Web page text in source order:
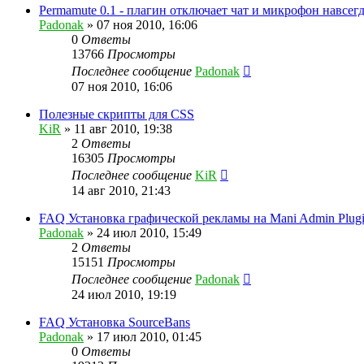
Permamute 0.1 - плагин отключает чат и микрофон
Padonak » 07 ноя 2010, 16:06
0 Ответы
13766 Просмотры
Последнее сообщение Padonak
07 ноя 2010, 16:06
Полезные скрипты для CSS
KiR » 11 авг 2010, 19:38
2 Ответы
16305 Просмотры
Последнее сообщение KiR
14 авг 2010, 21:43
FAQ Установка графической рекламы на Mani Admin
Padonak » 24 июл 2010, 15:49
2 Ответы
15151 Просмотры
Последнее сообщение Padonak
24 июл 2010, 19:19
FAQ Установка SourceBans
Padonak » 17 июл 2010, 01:45
0 Ответы